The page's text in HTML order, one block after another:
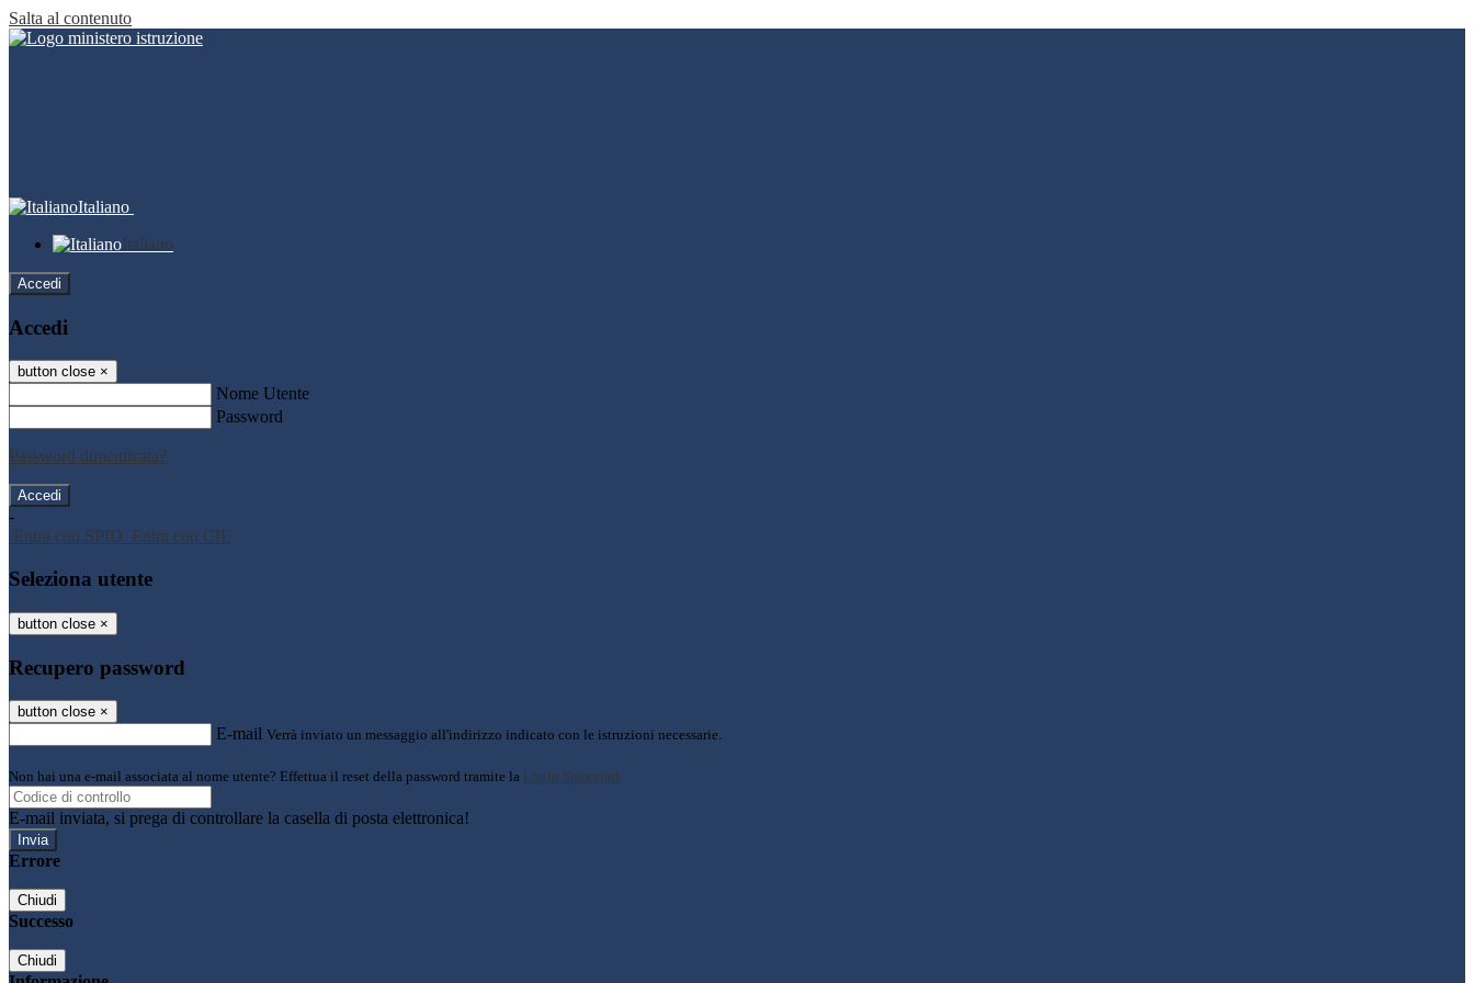
Salta al contenuto
Italiano
Italiano
Accedi
Accedi
button close ×
Nome Utente
Password
Password dimenticata?
-
Entra con SPID Entra con CIE
Seleziona utente
button close ×
Recupero password
button close ×
E-mail Verrà inviato un messaggio all'indirizzo indicato con le istruzioni necessarie.
Non hai una e-mail associata al nome utente? Effettua il reset della password tramite la Login Spaggiari
E-mail inviata, si prega di controllare la casella di posta elettronica!
Errore
Chiudi
Successo
Chiudi